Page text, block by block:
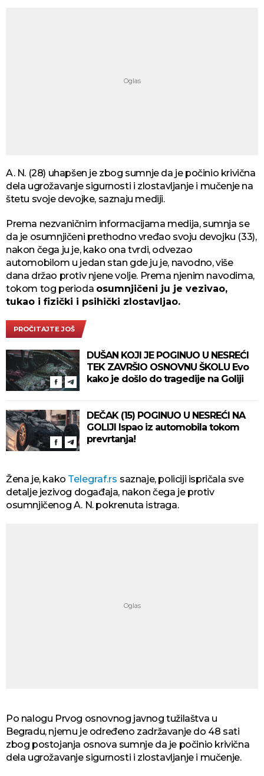
A. N. (28) uhapšen je zbog sumnje da je počinio krivična
dela ugrožavanje sigurnosti i zlostavljanje i mučenje na
štetu svoje devojke, saznaju mediji.
Prema nezvaničnim informacijama medija, sumnja se
da je osumnjičeni prethodno vređao svoju devojku (33),
nakon čega ju je, kako ona tvrdi, odvezao
automobilom u jedan stan gde ju je, navodno, više
dana držao protiv njene volje. Prema njenim navodima,
tokom tog perioda osumnjičeni ju je vezivao,
tukao i fizički i psihički zlostavljao.
PROČITAJTE JOŠ
DUŠAN KOJI JE POGINUO U NESREĆI
TEK ZAVRŠIO OSNOVNU ŠKOLU Evo
kako je došlo do tragedije na Goliji
DEČAK (15) POGINUO U NESREĆI NA
GOLIJI Ispao iz automobila tokom
prevrtanja!
Žena je, kako Telegraf.rs saznaje, policiji ispričala sve
detalje jezivog događaja, nakon čega je protiv
osumnjičenog A. N. pokrenuta istraga.
Po nalogu Prvog osnovnog javnog tužilaštva u
Begradu, njemu je određeno zadržavanje do 48 sati
zbog postojanja osnova sumnje da je počinio krivična
dela ugrožavanje sigurnosti i zlostavljanje i mučenje.